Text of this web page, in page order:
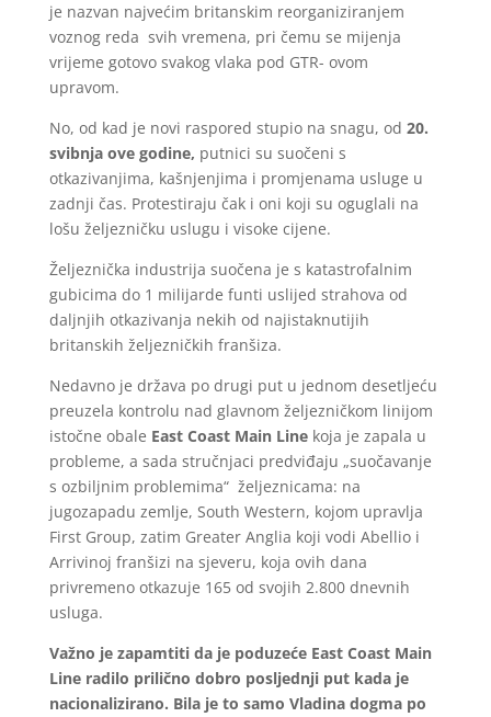
je nazvan najvećim britanskim reorganiziranjem
voznog reda svih vremena, pri čemu se mijenja
vrijeme gotovo svakog vlaka pod GTR- ovom
upravom.
No, od kad je novi raspored stupio na snagu, od 20.
svibnja ove godine, putnici su suočeni s
otkazivanjima, kašnjenjima i promjenama usluge u
zadnji čas. Protestiraju čak i oni koji su oguglali na
lošu željezničku uslugu i visoke cijene.
Željeznička industrija suočena je s katastrofalnim
gubicima do 1 milijarde funti uslijed strahova od
daljnjih otkazivanja nekih od najistaknutijih
britanskih željezničkih franšiza.
Nedavno je država po drugi put u jednom desetljeću
preuzela kontrolu nad glavnom željezničkom linijom
istočne obale East Coast Main Linekoja je zapala u
probleme, a sada stručnjaci predviđaju „suočavanje
s ozbiljnim problemima“ željeznicama: na
jugozapadu zemlje, South Western, kojom upravlja
First Group, zatim Greater ­Anglia koji vodi Abellio i
Arrivinoj franšizi na sjeveru, koja ovih dana
privremeno otkazuje 165 od svojih 2.800 dnevnih
usluga.
Važno je zapamtiti da je poduzeće East Coast Main
Line radilo prilično dobro posljednji put kada je
nacionalizirano. Bila je to samo Vladina dogma po